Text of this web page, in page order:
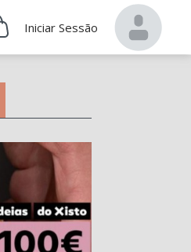
Iniciar Sessão